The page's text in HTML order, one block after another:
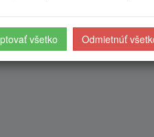
všetko Odmietnúť